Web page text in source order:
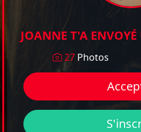
JOANNE T'A
27 Photos